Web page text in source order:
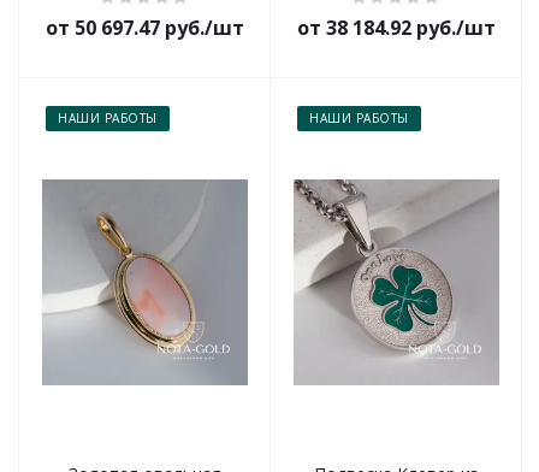
от 50 697.47 руб./шт от 38 184.92 руб./шт
НАШИ РАБОТЫ НАШИ РАБОТЫ